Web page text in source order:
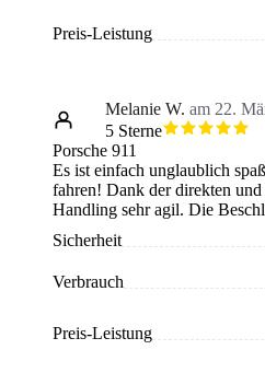
Preis-Leistung
Melanie W. am 22.
5 Sterne
Porsche 911
Es ist einfach unglaublich
fahren! Dank der direkten
Handling sehr agil. Die
selbst in Kurven bleibt er
hervorragend lenken. Der
Leistung, ohne zu laut oder
allem auf kurvigen Strecken
Geschwindigkeit gefällt er mir
er weniger praktisch und
Sicherheit
Verbrauch
Preis-Leistung